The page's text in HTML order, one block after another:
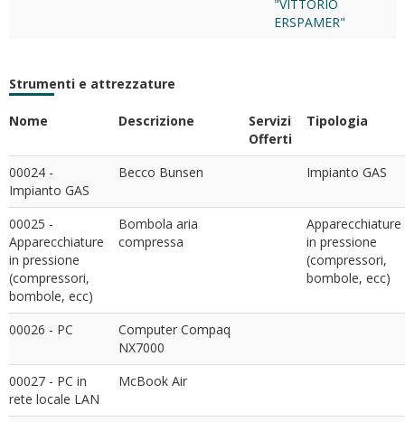
"VITTORIO
ERSPAMER"
Strumenti e attrezzature
Nome Descrizione
Servizi
Offerti
Tipologia
00024 -
Impianto GAS
Becco Bunsen Impianto GAS
00025 -
Apparecchiature
in pressione
(compressori,
bombole, ecc)
Bombola aria
compressa
Apparecchiature
in pressione
(compressori,
bombole, ecc)
00026 - PC
Computer Compaq
NX7000
00027 - PC in
rete locale LAN
McBook Air